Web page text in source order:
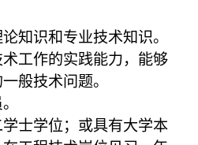
知识和专业技术知识。
工作的实践能力，能够
般技术问题。
士学位；或具有大学本